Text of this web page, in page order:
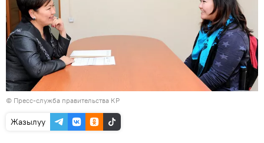
© Пресс-служба правительства КР
Жазылуу